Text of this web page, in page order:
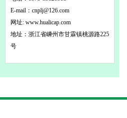
E-mail： cnplj@126.com
网址: www.hualicap.com
地址：浙江省嵊州市甘霖镇桃源路225
号